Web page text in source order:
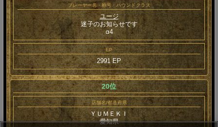
プレーヤー名・称号・ハウンドクラス
ユージ
迷子のお知らせです
α4
EP
2991 EP
20位
店舗名/都道府県
ＹＵＭＥＫＩ
愛知県